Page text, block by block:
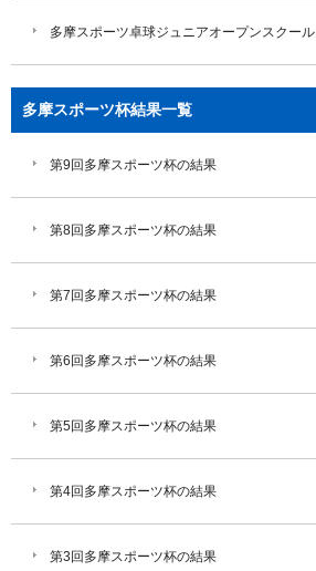
多摩スポーツ卓球ジュニアオープンスクール
多摩スポーツ杯結果一覧
第9回多摩スポーツ杯の結果
第8回多摩スポーツ杯の結果
第7回多摩スポーツ杯の結果
第6回多摩スポーツ杯の結果
第5回多摩スポーツ杯の結果
第4回多摩スポーツ杯の結果
第3回多摩スポーツ杯の結果